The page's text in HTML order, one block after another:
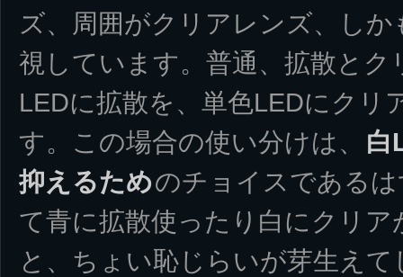
ズ、周囲がクリアレンズ、し
視しています。普通、拡散とク
LEDに拡散を、単色LEDにクリ
す。この場合の使い分けは、
白
抑えるためのチョイスである
て青に拡散使ったり白にクリ
と、ちょい恥じらいが芽生え